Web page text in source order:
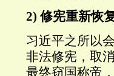
2)修宪重新恢
习近平之所以
非法修宪，取
最终窃国称帝